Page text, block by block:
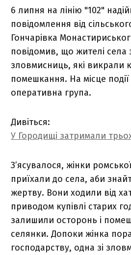
6 липня на лінію "102"
повідомлення від
Гончарівка
повідомив, що жителі села
зловмисниць, які викрали
помешкання. На місце
оперативна група.
Дивіться:
У Городищі затримали
З’ясувалося, жінки
приїхали до села, аби
жертву. Вони ходили від
приводом купівлі старих
залишили осторонь і
селянки. Допоки жінка
господарству, одна зі